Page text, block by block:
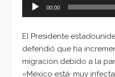
00:00
El Presidente
defendió que ha
migración debido a la
«México está· muy